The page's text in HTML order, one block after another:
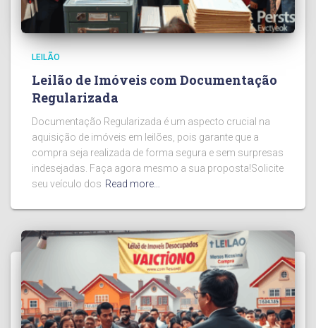
LEILÃO
Leilão de Imóveis com Documentação
Regularizada
Documentação Regularizada é um aspecto crucial na
aquisição de imóveis em leilões, pois garante que a
compra seja realizada de forma segura e sem surpresas
indesejadas. Faça agora mesmo a sua proposta!Solicite
seu veículo dos Read more…